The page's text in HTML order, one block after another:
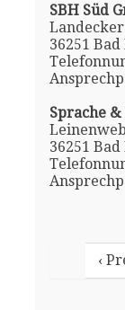
SBH Süd
36251
Sprache
36251
‹